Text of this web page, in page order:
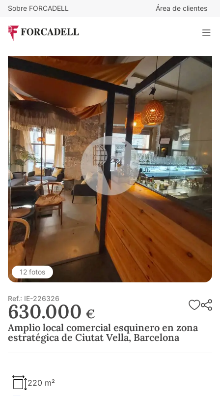
Sobre FORCADELL Área de clientes
630.000
Ciutat Vella, Barcelona
12 fotos
Ref.: IE-226326
630.000 €
Amplio local comercial esquinero en zona
estratégica de Ciutat Vella, Barcelona
220 m²